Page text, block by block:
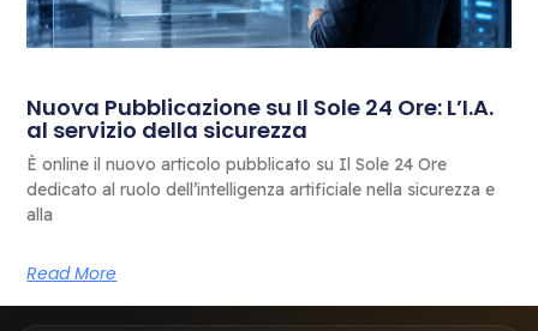
Nuova Pubblicazione su Il Sole 24 Ore: L’I.A.
al servizio della sicurezza
È online il nuovo articolo pubblicato su Il Sole 24 Ore
dedicato al ruolo dell’intelligenza artificiale nella sicurezza e
alla
Read More